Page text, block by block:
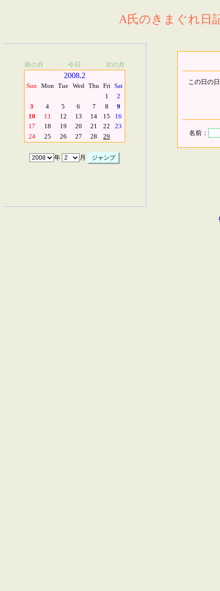
A氏のきまぐれ日
前の月 今日 次の月
2008.2
Sun Mon Tue Wed Thu Fri Sat
1
2
3
4 5 6 7 8
9
10
11 12 13 14 15
16
17
18 19 20 21 22
23
24
25 26 27 28 29
年 月
この日の
名前：